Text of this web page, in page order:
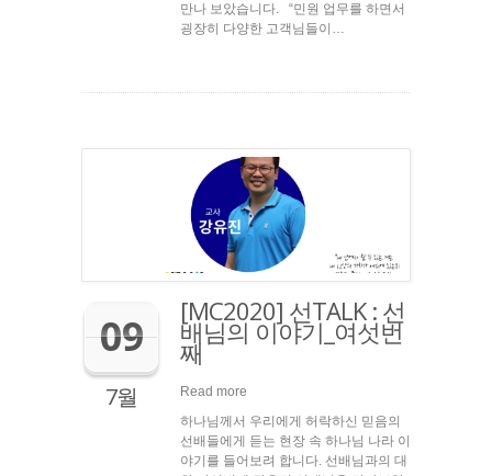
만나 보았습니다. “민원 업무를 하면서
굉장히 다양한 고객님들이…
09
7월
[MC2020] 선TALK : 선
배님의 이야기_여섯번
째
Read more
하나님께서 우리에게 허락하신 믿음의
선배들에게 듣는 현장 속 하나님 나라 이
야기를 들어보려 합니다. 선배님과의 대